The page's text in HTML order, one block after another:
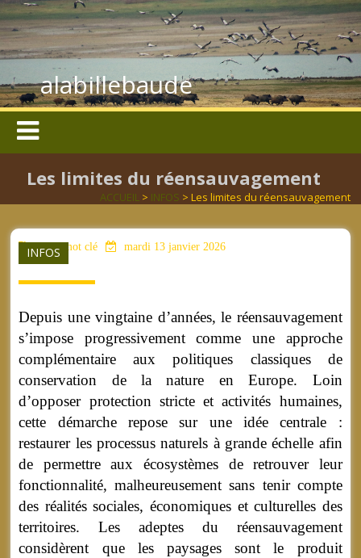
alabillebaude
Les limites du réensauvagement
ACCUEIL> INFOS > Les limites du réensauvagement
INFOS
aucun mot clé mardi 13 janvier 2026
Depuis une vingtaine d’années, le réensauvagement
s’impose progressivement comme une approche
complémentaire aux politiques classiques de
conservation de la nature en Europe. Loin
d’opposer protection stricte et activités humaines,
cette démarche repose sur une idée centrale :
restaurer les processus naturels à grande échelle afin
de permettre aux écosystèmes de retrouver leur
fonctionnalité, malheureusement sans tenir compte
des réalités sociales, économiques et culturelles des
territoires. Les adeptes du réensauvagement
considèrent que les paysages sont le produit